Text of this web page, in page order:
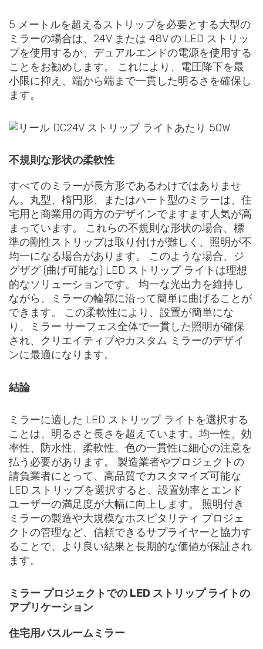
5 メートルを超えるストリップを必要とする大型の
ミラーの場合は、24V または 48V の LED ストリッ
プを使用するか、デュアルエンドの電源を使用する
ことをお勧めします。 これにより、電圧降下を最
小限に抑え、端から端まで一貫した明るさを確保し
ます。
不規則な形状の柔軟性
すべてのミラーが長方形であるわけではありませ
ん。丸型、楕円形、またはハート型のミラーは、住
宅用と商業用の両方のデザインでますます人気が高
まっています。 これらの不規則な形状の場合、標
準の剛性ストリップは取り付けが難しく、照明が不
均一になる場合があります。 このような場合、ジ
グザグ (曲げ可能な) LED ストリップ ライトは理想
的なソリューションです。 均一な光出力を維持し
ながら、ミラーの輪郭に沿って簡単に曲げることが
できます。 この柔軟性により、設置が簡単にな
り、ミラー サーフェス全体で一貫した照明が確保
され、クリエイティブやカスタム ミラーのデザイ
ンに最適になります。
結論
ミラーに適した LED ストリップ ライトを選択する
ことは、明るさと長さを超えています。均一性、効
率性、防水性、柔軟性、色の一貫性に細心の注意を
払う必要があります。 製造業者やプロジェクトの
請負業者にとって、高品質でカスタマイズ可能な
LED ストリップを選択すると、設置効率とエンド
ユーザーの満足度が大幅に向上します。 照明付き
ミラーの製造や大規模なホスピタリティ プロジェ
クトの管理など、信頼できるサプライヤーと協力す
ることで、より良い結果と長期的な価値が保証され
ます。
ミラー プロジェクトでの LED ストリップ ライトの
アプリケーション
住宅用バスルームミラー